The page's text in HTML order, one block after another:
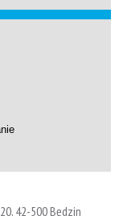
42-500 Będzin